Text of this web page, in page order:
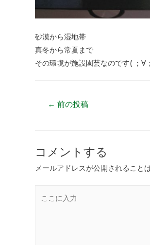
砂漠から湿地帯
真冬から常夏まで
その環境が施設園芸なのです( ；∀
← 前の投稿
コメントする
メールアドレスが公開されること